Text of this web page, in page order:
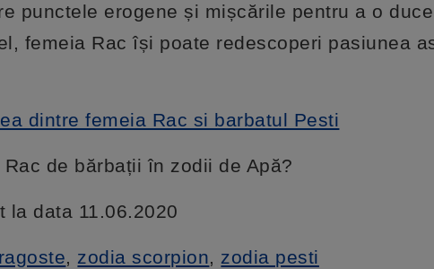
punctele erogene și mișcările pentru a o
femeia Rac își poate redescoperi pasiunea
dintre femeia Rac si barbatul Pesti
de bărbații în zodii de Apă?
la data 11.06.2020
, zodia scorpion, zodia pesti